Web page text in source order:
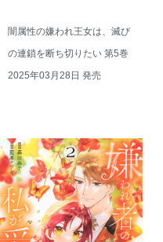
闇属性の嫌われ王女は、滅び
の連鎖を断ち切りたい 第5巻
2025年03月28日 発売